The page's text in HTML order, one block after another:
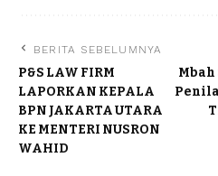
BERITA SEBELUMNYA
P&S LAW FIRM
LAPORKAN KEPALA
BPN JAKARTA UTARA
KE MENTERI NUSRON
WAHID
Mbah